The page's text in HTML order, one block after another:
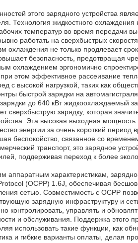
этого зарядного устройства
Технология жидкостного
температур во время передачи
работать на сверхбыстрых
охлаждения не только продлевает
безопасность, предотвращая
охлаждением эргономично
этом эффективное рассеивание
с высокой нагрузкой, таких как
быстрой зарядки на
до 640 кВт жидкоохлаждаемый
сверхбыструю зарядку, которая
Эта высокая выходная мощность
энергии за очень короткий период
беспокойство, связанное со
транспорт, это зарядное
поддерживая переход к более
аппаратным характеристикам,
(OCPP) 1.6J, обеспечивая
сетью. Совместимость с OCPP
зарядную инфраструктуру и
контролировать, управлять и
и обслуживания. Поддержка этого
использовать такие функции, как
и гибкие варианты оплаты, делая